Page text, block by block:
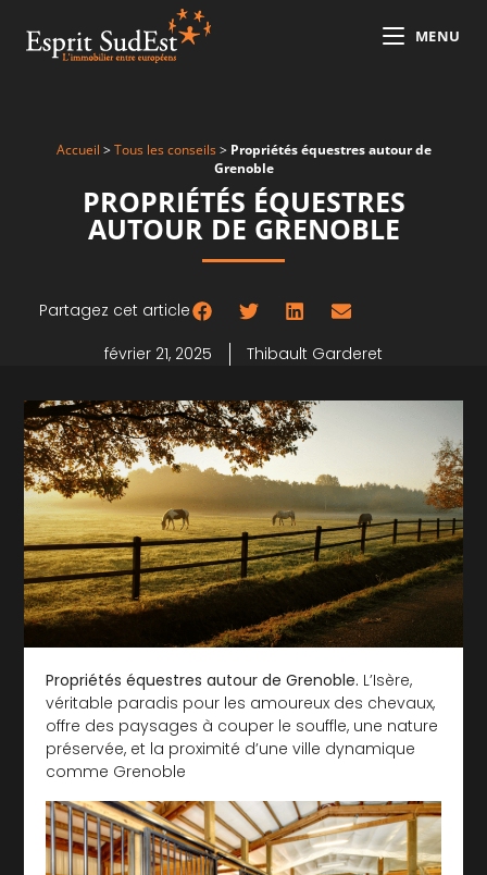
MENU
Accueil >Tous les conseils> Propriétés équestres autour de
Grenoble
PROPRIÉTÉS ÉQUESTRES
AUTOUR DE GRENOBLE
Partagez cet article
février 21, 2025
Thibault Garderet
Propriétés équestres autour de Grenoble. L’Isère,
véritable paradis pour les amoureux des chevaux,
offre des paysages à couper le souffle, une nature
préservée, et la proximité d’une ville dynamique
comme Grenoble